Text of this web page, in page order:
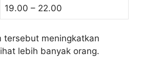
19.00 – 22.00
tersebut meningkatkan
lebih banyak orang.